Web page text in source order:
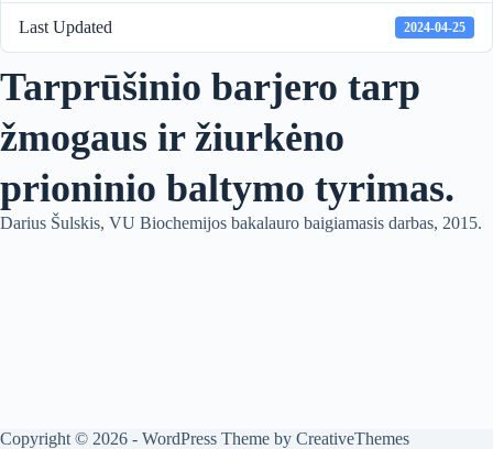
Last Updated 2024-04-25
Tarprūšinio barjero tarp
žmogaus ir žiurkėno
prioninio baltymo tyrimas.
Darius Šulskis, VU Biochemijos bakalauro baigiamasis darbas, 2015.
Copyright © 2026 - WordPress Theme by CreativeThemes